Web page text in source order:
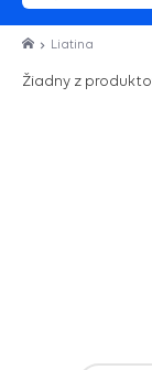
Liatina
Žiadny z